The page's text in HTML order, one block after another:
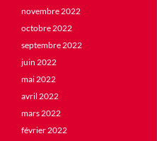
novembre 2022
octobre 2022
septembre 2022
juin 2022
mai 2022
avril 2022
mars 2022
février 2022